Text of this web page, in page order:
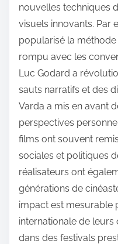
nouvelles techniques
visuels innovants. Par
popularisé la
rompu avec les
Luc Godard a
sauts narratifs et des
Varda a mis en avant
perspectives
films ont souvent
sociales et politiques
réalisateurs ont
générations de
impact est mesurable
internationale de
dans des festivals